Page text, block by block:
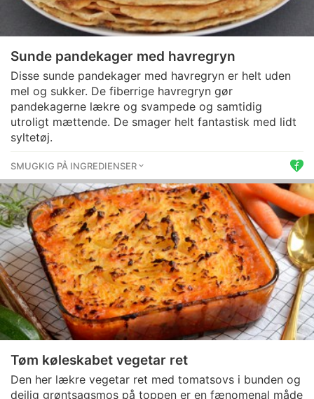
Sunde pandekager med havregryn
Disse sunde pandekager med havregryn er helt uden
mel og sukker. De fiberrige havregryn gør
pandekagerne lækre og svampede og samtidig
utroligt mættende. De smager helt fantastisk med lidt
syltetøj.
SMUGKIG PÅ INGREDIENSER
Tøm køleskabet vegetar ret
Den her lækre vegetar ret med tomatsovs i bunden og
dejlig grøntsagsmos på toppen er en fænomenal måde